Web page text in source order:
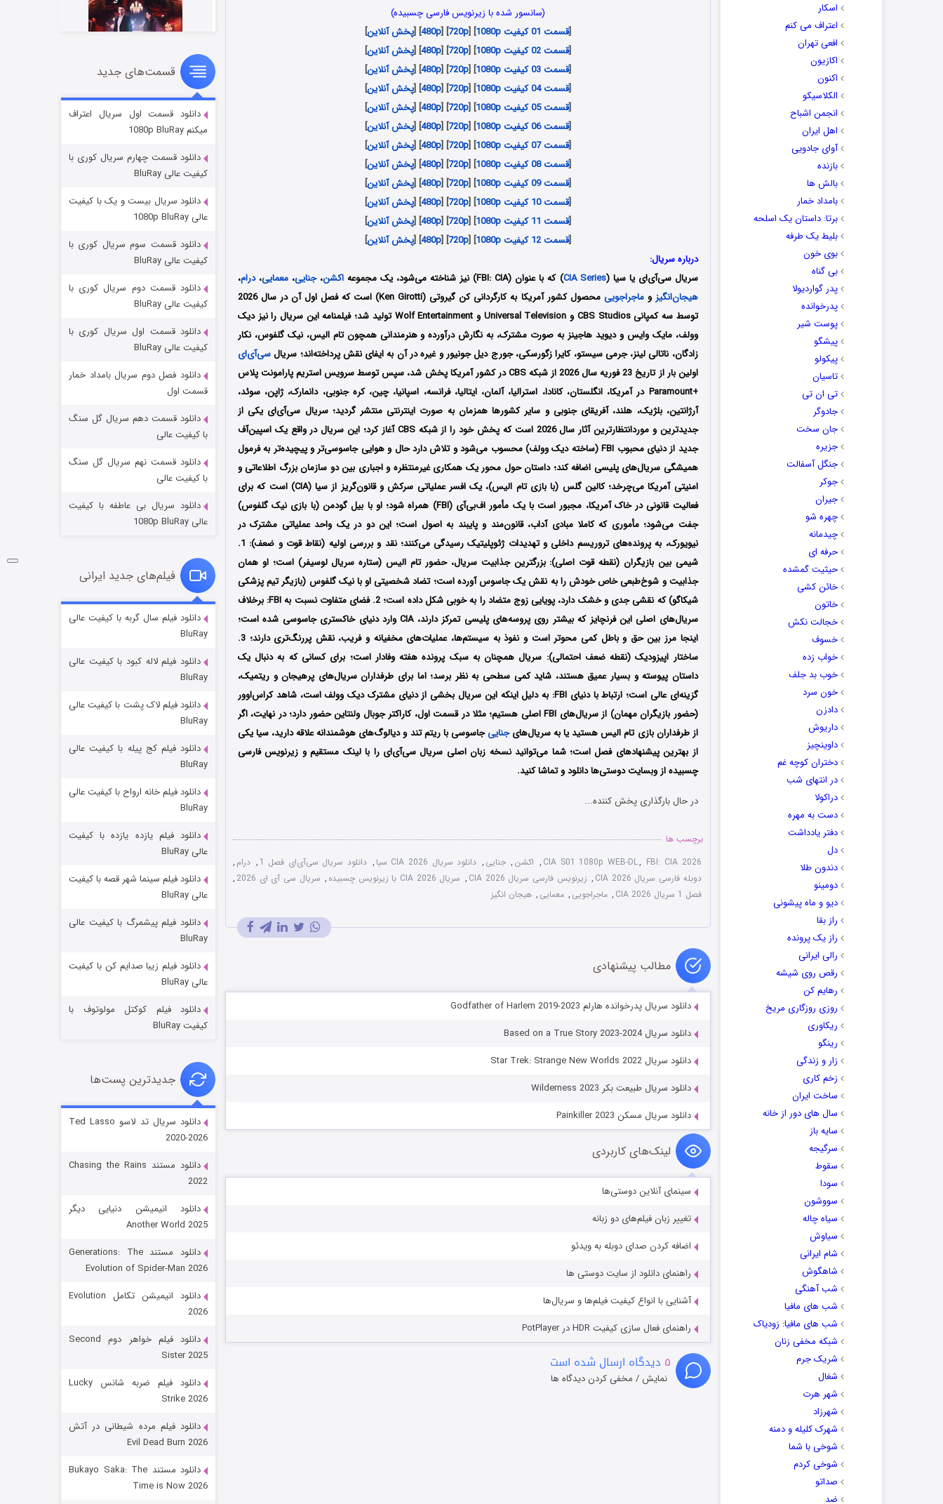
اسکار
اعتراف می کنم
افعی تهران
اکازیون
اکنون
الکلاسیکو
انجمن اشباح
اهل ایران
آوای جادویی
بازنده
بالش ها
بامداد خمار
برتا: داستان یک اسلحه
بلیط یک‌‌ طرفه
بوی خون
بی گناه
پدر گواردیولا
پدرخوانده
پوست شیر
پیشگو
پیکولو
تاسیان
تی ان تی
جادوگر
جان سخت
جزیره
جنگل آسفالت
جوکر
جیران
چهره شو
چیدمانه
حرفه ای
حیثیت گمشده
خائن کشی
خاتون
خجالت نکش
خسوف
خواب زده
خوب بد جلف
خون سرد
دادزن
داریوش
داوینچیز
دختران کوچه غم
در انتهای شب
دراکولا
دست به مهره
دفتر یادداشت
دل
دندون طلا
دومینو
دیو و ماه پیشونی
راز بقا
راز یک پرونده
رالی ایرانی
رقص روی شیشه
رهایم کن
روزی روزگاری مریخ
ریکاوری
رینگو
زار و زندگی
زخم کاری
ساخت ایران
سال های دور از خانه
سایه باز
سرگیجه
سقوط
سودا
سووشون
سیاه چاله
سیاوش
شام ایرانی
شاهگوش
شب آهنگی
شب های مافیا
شب های مافیا: زودیاک
شبکه مخفی زنان
شریک جرم
شغال
شهر هرت
شهرزاد
شهرک کلیله و دمنه
شوخی با شما
شوخی کردم
صداتو
ضد
(سانسور شده با زیرنویس فارسی چسبیده)
[قسمت 01 کیفیت 1080p ] [
720p
] [
480p
] [پخش آنلاین]
[قسمت 02 کیفیت 1080p ] [
720p
] [
480p
] [پخش آنلاین]
[قسمت 03 کیفیت 1080p ] [
720p
] [
480p
] [پخش آنلاین]
[قسمت 04 کیفیت 1080p ] [
720p
] [
480p
] [پخش آنلاین]
[قسمت 05 کیفیت 1080p ] [
720p
] [
480p
] [پخش آنلاین]
[قسمت 06 کیفیت 1080p ] [
720p
] [
480p
] [پخش آنلاین]
[قسمت 07 کیفیت 1080p ] [
720p
] [
480p
] [پخش آنلاین]
[قسمت 08 کیفیت 1080p ] [
720p
] [
480p
] [پخش آنلاین]
[قسمت 09 کیفیت 1080p ] [
720p
] [
480p
] [پخش آنلاین]
[قسمت 10 کیفیت 1080p ] [
720p
] [
480p
] [پخش آنلاین]
[قسمت 11 کیفیت 1080p ] [
720p
] [
480p
] [پخش آنلاین]
[قسمت 12 کیفیت 1080p ] [
720p
] [
480p
] [پخش آنلاین]
درباره سریال:
سریال سی‌آی‌ای یا سیا (CIA Series) که با عنوان (FBI: CIA) نیز شناخته می‌شود، یک مجموعه اکشن،جنایی،معمایی،درام،
هیجان‌انگیز وماجراجویی
محصول کشور آمریکا به کارگردانی کن گیروتی (Ken Girotti) است که فصل اول آن در سال 2026
توسط سه کمپانی CBS Studios و Universal Television و Wolf Entertainment تولید شد؛ فیلمنامه این سریال را نیز دیک
وولف، مایک وایس و دیوید هاجینز به صورت مشترک، به نگارش درآورده و هنرمندانی همچونتام الیس، نیک گلفوس، نکار
زادگان، ناتالی لینز، جرمی سیستو، کایرا زگورسکی، جورج دیل جونیور و غیره در آن به ایفای نقش پرداخته‌اند؛ سریالسی‌آی‌ای
اولین بار از تاریخ 23 فوریه سال 2026 از شبکه
CBS در کشور آمریکا پخش شد، سپس توسط سرویس استریم پارامونت پلاس
+Paramount
در آمریکا، انگلستان، کانادا، استرالیا، آلمان، ایتالیا، فرانسه، اسپانیا، چین، کره جنوبی، دانمارک، ژاپن، سوئد،
آرژانتین، بلژیک، هلند، آفریقای جنوبی و سایر کشورها همزمان به صورت اینترنتی منتشر گردید؛سریال سی‌آی‌ای یکی از
جدیدترین و موردانتظارترین آثار سال 2026 است که پخش خود را از شبکه CBS آغاز کرد؛ این سریال در واقع یک اسپین‌آف
جدید از دنیای محبوب FBI (ساخته دیک وولف) محسوب می‌شود و تلاش دارد حال و هوایی جاسوسی‌تر و پیچیده‌تر به فرمول
همیشگی سریال‌های پلیسی اضافه کند؛داستان حول محور یک همکاری غیرمنتظره و اجباری بین دو سازمان بزرگ اطلاعاتی و
امنیتی آمریکا می‌چرخد؛ کالین گلس (با بازی تام الیس)، یک افسر عملیاتی سرکش و قانون‌گریز از سیا (CIA) است که برای
فعالیت قانونی در خاک آمریکا، مجبور است با یک مأمور اف‌بی‌آی (FBI) همراه شود؛ او با بیل گودمن (با بازی نیک گلفوس)
جفت می‌شود؛ مأموری که کاملا مبادی آداب، قانون‌مند و پایبند به اصول است؛ این دو در یک واحد عملیاتی مشترک در
نیویورک، به پرونده‌های تروریسم داخلی و تهدیدات ژئوپلیتیک رسیدگی می‌کنند؛ نقد و بررسی اولیه (نقاط قوت و ضعف): 1.
شیمی بین بازیگران (نقطه قوت اصلی): بزرگترین جذابیت سریال، حضور تام الیس (ستاره سریال لوسیفر) است؛ او همان
جذابیت و شوخ‌طبعی خاص خودش را به نقش یک جاسوس آورده است؛ تضاد شخصیتی او با نیک گلفوس (بازیگر تیم پزشکی
شیکاگو) که نقشی جدی و خشک دارد، پویایی زوج متضاد را به خوبی شکل داده است؛ 2. فضای متفاوت نسبت به FBI: برخلاف
سریال‌های اصلی این فرنچایز که بیشتر روی پروسه‌های پلیسی تمرکز دارند، CIA وارد دنیای خاکستری جاسوسی شده است؛
اینجا مرز بین حق و باطل کمی محوتر است و نفوذ به سیستم‌ها، عملیات‌های مخفیانه و فریب، نقش پررنگ‌تری دارند؛ 3.
ساختار اپیزودیک (نقطه ضعف احتمالی): سریال همچنان به سبک پرونده هفته وفادار است؛ برای کسانی که به دنبال یک
داستان پیوسته و بسیار عمیق هستند، شاید کمی سطحی به نظر برسد؛ اما برای طرفداران سریال‌های پرهیجان و ریتمیک،
گزینه‌ای عالی است؛ ارتباط با دنیای FBI: به دلیل اینکه این سریال بخشی از دنیای مشترک دیک وولف است، شاهد کراس‌اوور
(حضور بازیگران مهمان) از سریال‌های FBI اصلی هستیم؛ مثلا در قسمت اول، کاراکتر جوبال ولنتاین حضور دارد؛ در نهایت، اگر
از طرفداران بازی تام الیس هستید یا به سریال‌هایجناییجاسوسی با ریتم تند و دیالوگ‌های هوشمندانه علاقه دارید، سیا یکی
از بهترین پیشنهادهای فصل است؛شما می‌توانید نسخه زبان اصلی سریال سی‌آی‌ای را با لینک مستقیم و زیرنویس فارسی
چسبیده از وبسایت دوستی‌ها دانلود و تماشا کنید.
در حال بارگذاری پخش کننده...
برچسب ها
CIA S01 1080p WEB-DL, FBI: CIA 2026
, اکشن , جنایی , دانلود سریال CIA 2026 سیا , دانلود سریال سی‌آی‌ای فصل 1 , درام ,
دوبله فارسی سریال CIA 2026
, زیرنویس فارسی سریال CIA 2026 , سریال CIA 2026 با زیرنویس چسبیده , سریال سی‌ آی ‌ای 2026
,
فصل 1 سریال CIA 2026
, ماجراجویی , معمایی , هیجان انگیز
مطالب پیشنهادی
دانلود سریال پدرخوانده هارلم Godfather of Harlem 2019-2023
دانلود سریال Based on a True Story 2023-2024
دانلود سریال Star Trek: Strange New Worlds 2022
دانلود سریال طبیعت بکر Wilderness 2023
دانلود سریال مسکن Painkiller 2023
لینک‌های کاربردی
سینمای آنلاین دوستی‌ها
تغییر زبان فیلم‌های دو زبانه
اضافه کردن صدای دوبله به ویدئو
راهنمای دانلود از سایت دوستی ها
آشنایی با انواع کیفیت فیلم‌ها و سریال‌ها
راهنمای فعال سازی کیفیت HDR در PotPlayer
۵ دیدگاه ارسال شده است
نمایش / مخفی کردن دیدگاه ها
سریال زشت
قسمت۲ (زیرنویس) منتشر شد
مردگان متحرک: شهر مرده ۳
شکست استوارت در نجات جهان
قسمت ۷ (زیرنویس) منتشر شد
شوگر فصل ۲
قسمت
خاندان اژدها فصل ۳
جادوگری در مغولستان
قسمت
رویایی برای تو
قسمت
قسمت‌های جدید
دانلود قسمت اول سریال اعتراف
میکنم 1080p BluRay
دانلود قسمت چهارم سریال کوری با
کیفیت عالی BluRay
دانلود سریال بیست و یک با کیفیت
عالی 1080p BluRay
دانلود قسمت سوم سریال کوری با
کیفیت عالی BluRay
دانلود قسمت دوم سریال کوری با
کیفیت عالی BluRay
دانلود قسمت اول سریال کوری با
کیفیت عالی BluRay
دانلود فصل دوم سریال بامداد خمار
قسمت اول
دانلود قسمت دهم سریال گل سنگ
با کیفیت عالی
دانلود قسمت نهم سریال گل سنگ
با کیفیت عالی
دانلود سریال بی عاطفه با کیفیت
عالی 1080p BluRay
فیلم‌های جدید ایرانی
دانلود فیلم سال گربه با کیفیت عالی
BluRay
دانلود فیلم لاله کبود با کیفیت عالی
BluRay
دانلود فیلم لاک پشت با کیفیت عالی
BluRay
دانلود فیلم کج‌ پیله با کیفیت عالی
BluRay
دانلود فیلم خانه ارواح با کیفیت عالی
BluRay
دانلود فیلم یازده یازده با کیفیت
عالی BluRay
دانلود فیلم سینما شهر قصه با کیفیت
عالی BluRay
دانلود فیلم پیشمرگ با کیفیت عالی
BluRay
دانلود فیلم زیبا صدایم کن با کیفیت
عالی BluRay
دانلود فیلم کوکتل مولوتوف با
کیفیت BluRay
جدیدترین پست‌ها
دانلود سریال تد لاسو Ted Lasso
2020-2026
دانلود مستند Chasing the Rains
2022
دانلود انیمیشن دنیایی دیگر
Another World 2025
دانلود مستند Generations: The
Evolution of Spider-Man 2026
دانلود انیمیشن تکامل Evolution
2026
دانلود فیلم خواهر دوم Second
Sister 2025
دانلود فیلم ضربه شانس Lucky
Strike 2026
دانلود فیلم مرده شیطانی در آتش
Evil Dead Burn 2026
دانلود مستند Bukayo Saka: The
Time is Now 2026